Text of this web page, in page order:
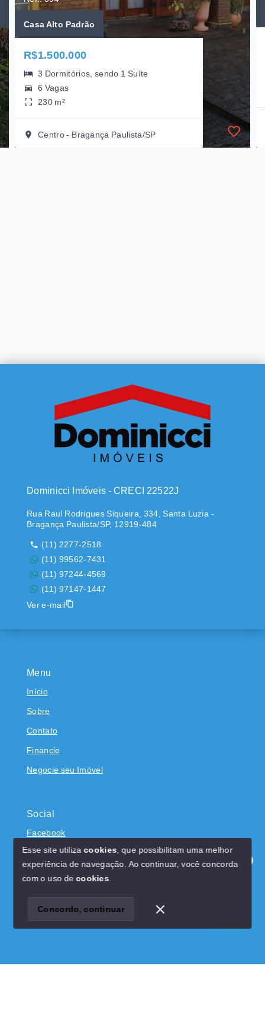
Casa Alto Padrão
R$1.500.000
3 Dormitórios, sendo 1 Suíte
6 Vagas
230 m²
Centro - Bragança Paulista/SP
Olá! Estamos disponíveis para te ajudar.
Menu
Início
Sobre
Contato
Financie
Negocie seu Imóvel
Social
Facebook
© Copyright 2026 - Dominicci Imóveis - CRECI 22522J -
SITE PARA IMOBILIARIA
Dominicci Imóveis - CRECI 22522J
Rua Raul Rodrigues Siqueira, 334, Santa Luzia -
Bragança Paulista/SP, 12919-484
(11) 2277-2518
(11) 99562-7431
(11) 97244-4569
(11) 97147-1447
Ver e-mail
Esse site utilizacookies , que possibilitam uma melhor
experiência de navegação. Ao continuar, você concorda
com o uso decookies
Concordo, continuar